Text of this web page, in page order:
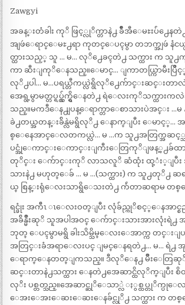
Zawgyi
အခန္းတံခါး ကုိ ဖြင့္လုိက္တာနဲ႕ ခ်ဳီအီေမႊးပ်ံ႕ေန
အျဖဴေရာင္ေမႊ႕ရာ ကုတင္ေပၚမွာ တဘက္အျဖဴ နံ
တ္ထားသည့္ သူ … မ… လုိ႕ေခၚတဲ႕ သက္ထား က
ကာ ဆီးျကုိေနသည္။ေမာင္… ျကာတယ္ကြာမီးပ
လုိ႕ပါ… မ…ပရယ္တီကယ္လဲရွိလုိ႕ေက်ာင္းဆင္းတာ
အေရွ့မွာမတ္တပ္ရပ္လ်ွက္ရွိေနတဲ႕ ရဲေလးကုိသက္ထားကလဲခါ
သည္။မကဒီေန႕ျပန္ေရာက္တာေစာသားပဲအင္း …
ခဲ႕တယ္အတန္းခ်ိန္လဲမရွိလုိ႕ ေနာက္ျပီး ေမာင့္… အ
စ္ေနေအာင္ေလတကယ္လဲ… မ …က သူ႕အတြက္အဆင့္
ပင္အုံေကာင္းေကာင္းျကီးေတြကုိျဖန့္႕ခ်ထာ
တုိင္း ေက်ာင္းကုိ လာသလူိ ဆံထုံး ထု့ံး့ျပီး အိေ
သားနဲ႕ မဟုတ္ေခ် … မ …(သက္ထား) က သူ႕တုိ႕
ယ္ စြန္းရုံေလးသာရွိေသးတဲ႕ က်ဴတာဆရာမ တ
ရင္ဖုံး အက်ီၤ ၤေလးဝတ္ျပီး လုံခ်ည္ကုိစင့္ေနအာင္
အခ်ိန္မ်ဳိးဆုိ သူအပါအဝင္ ေက်ာင္းသားအားလုံးရဲ
ဘုတ္ ေပၚမွာမရွိ ခါးသိမ္သိမ္ေလးေအာက္က တင္းျပ
အတြင္းခံအရာေလးပင္ ျမင္ေနရတဲ႕… မ… ရဲ႕
ေရာက္ေနတတ္ျကသည္။ ဒီလုိေန႕ မ်ဳိးေတြ
ဆင္းတာနဲ႕သက္ထား ေနတဲ႕အေဆာင္ထိလုိက္ျပီး စိတ္
လုိး ပစ္တတ္သည္။အေဆာင္ဆုိေသာ္လဲ ႏွစ္ထပ္တုိက္ပုေလ
ေအးေအးေဆးေဆးေနခ်င္လုိ႕ သက္ထား က တစ္ေ